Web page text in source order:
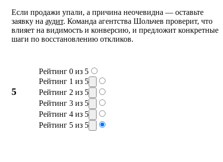
Если продажи упали, а причина неочевидна — оставьте
заявку на аудит. Команда агентства Шольчев проверит, что
влияет на видимость и конверсию, и предложит конкретные
шаги по восстановлению откликов.
5
Рейтинг 0 из 5
Рейтинг 1 из 5
Рейтинг 2 из 5
Рейтинг 3 из 5
Рейтинг 4 из 5
Рейтинг 5 из 5